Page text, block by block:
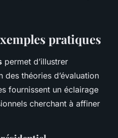
pratiques
permet d’illustrer
des théories d’évaluation
fournissent un éclairage
cherchant à affiner